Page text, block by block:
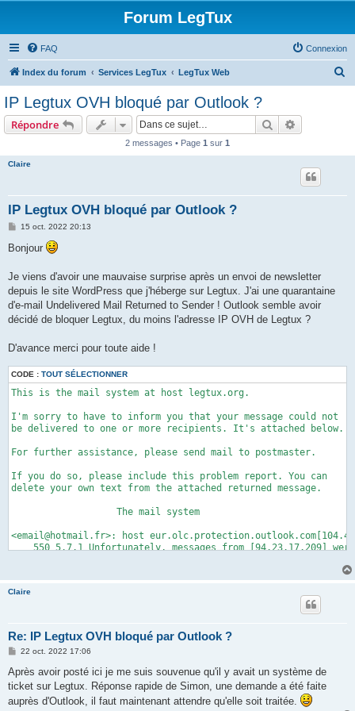
Forum LegTux
FAQ Connexion
Index du forum Services LegTux LegTux Web
IP Legtux OVH bloqué par Outlook ?
Répondre Rechercher
2 messages • Page 1 sur 1
Claire
IP Legtux OVH bloqué par Outlook ?
M
s
s
g
e
15 oct. 2022 20:13
Bonjour
Je viens d'avoir une mauvaise surprise après un envoi de newsletter
depuis le site WordPress que j'héberge sur Legtux. J'ai une quarantaine
d'e-mail Undelivered Mail Returned to Sender ! Outlook semble avoir
décidé de bloquer Legtux, du moins l'adresse IP OVH de Legtux ?
D'avance merci pour toute aide !
CODE : TOUT SÉLECTIONNER
This is the mail system at host legtux.org.
I'm sorry to have to inform you that your message could not
be delivered to one or more recipients. It's attached below.
For further assistance, please send mail to postmaster.
If you do so, please include this problem report. You can
delete your own text from the attached returned message.
                   The mail system
<email@hotmail.fr>: host
550 5.7.1 Unfortunately, messages from [94.23.17.209]
our block list (S3150). You can also refer your provider
    http://mail.live.com/mail/troubleshooting.aspx#errors.
[DB8EUR05FT009.eop-eur05.prod.protection.outlook.com] (in
Reporting-MTA: dns; legtux.org
X-Postfix-Queue-ID: 3106B5A4F0CD
X-Postfix-Sender: rfc822; email@legtux.org
Arrival-Date: Sat, 15 Oct 2022 20:56:48 +0200 (CEST)
Final-Recipient: rfc822; email@hotmail.fr
Claire
Re: IP Legtux OVH bloqué par Outlook ?
M
s
a
g
e
22 oct. 2022 17:06
Après avoir posté ici je me suis souvenue qu'il y avait un système de
ticket sur Legtux. Réponse rapide de Simon, une demande a été faite
auprès d'Outlook, il faut maintenant attendre qu'elle soit traitée.